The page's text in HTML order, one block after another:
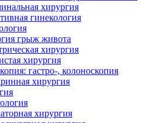
хирургия
гинекология
грыж живота
хирургия
хирургия
гастро-, колоноскопия
хирургия
хирургия